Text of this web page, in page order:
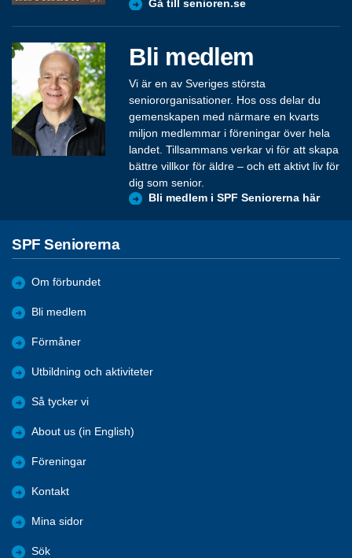
Gå till senioren.se
Bli medlem
Vi är en av Sveriges största
seniororganisationer. Hos oss delar du
gemenskapen med närmare en kvarts
miljon medlemmar i föreningar över hela
landet. Tillsammans verkar vi för att skapa
bättre villkor för äldre – och ett aktivt liv för
dig som senior.
Bli medlem i SPF Seniorerna här
SPF Seniorerna
Om förbundet
Bli medlem
Förmåner
Utbildning och aktiviteter
Så tycker vi
About us (in English)
Föreningar
Kontakt
Mina sidor
Sök